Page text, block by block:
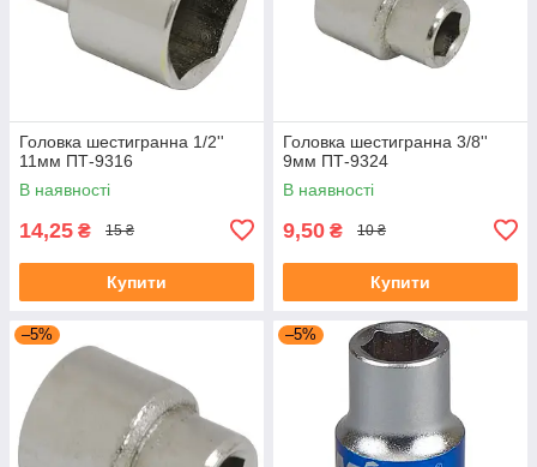
Головка шестигранна 1/2''
11мм ПТ-9316
В наявності
14,25 ₴ 15 ₴
Купити
Головка шестигранна 3/8''
9мм ПТ-9324
В наявності
9,50 ₴ 10 ₴
Купити
–5% –5%